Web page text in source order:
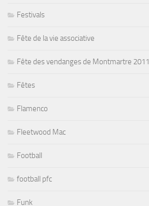
Festivals
Fête de la vie associative
Fête des vendanges de Montmartre 2011
Fêtes
Flamenco
Fleetwood Mac
Football
football pfc
Funk